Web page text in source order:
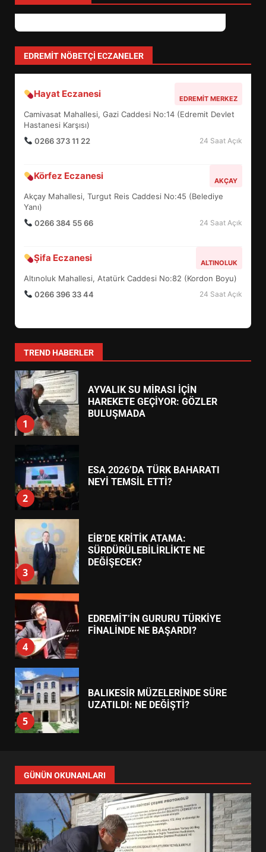
EDREMIT NÖBETÇI ECZANELER
Hayat Eczanesi EDREMIT MERKEZ
Camivasat Mahallesi, Gazi Caddesi No:14 (Edremit Devlet
Hastanesi Karşısı)
0266 373 11 22
24 Saat Açık
Körfez Eczanesi AKÇAY
Akçay Mahallesi, Turgut Reis Caddesi No:45 (Belediye
Yanı)
0266 384 55 66
24 Saat Açık
Şifa Eczanesi ALTINOLUK
Altınoluk Mahallesi, Atatürk Caddesi No:82 (Kordon Boyu)
0266 396 33 44
24 Saat Açık
TREND HABERLER
3
SÜRDÜRÜLEBİLİRLİKTE NE
4
EDREMİT’İN GURURU TÜRKİYE
FİNALİNDE NE BAŞARDI?
5
BALIKESİR MÜZELERİNDE SÜRE
6
TURNUVASI KAYITLARI NEYİ
DEĞİŞTİRİYOR?
7
YENİ YÖNETİM NASIL
1
AYVALIK SU MİRASI İÇİN
HAREKETE GEÇİYOR: GÖZLER
BULUŞMADA
2
ESA 2026’DA TÜRK BAHARATI
NEYİ TEMSİL ETTİ?
3
EİB’DE KRİTİK ATAMA:
SÜRDÜRÜLEBİLİRLİKTE NE
DEĞİŞECEK?
4
EDREMİT’İN GURURU TÜRKİYE
FİNALİNDE NE BAŞARDI?
5
BALIKESİR MÜZELERİNDE SÜRE
UZATILDI: NE DEĞİŞTİ?
6
TURNUVASI KAYITLARI NEYİ
DEĞİŞTİRİYOR?
BURHANİYE BELEDİYESPOR’DA
YENİ YÖNETİM NASIL
GÜNÜN OKUNANLARI